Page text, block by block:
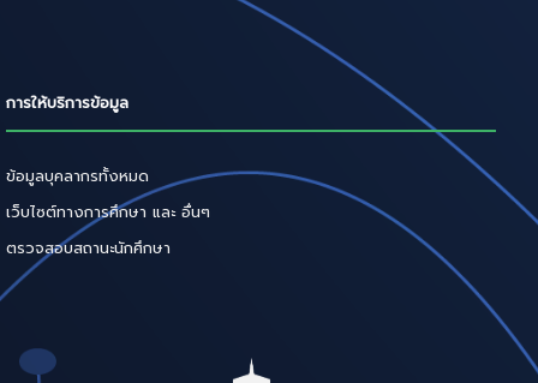
การให้บริการข้อมูล
ข้อมูลบุคลากรทั้งหมด
เว็บไซต์ทางการศึกษา และ อื่นๆ
ตรวจสอบสถานะนักศึกษา